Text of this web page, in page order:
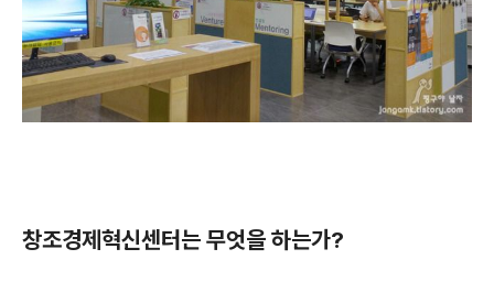
창조경제혁신센터는 무엇을 하는가?